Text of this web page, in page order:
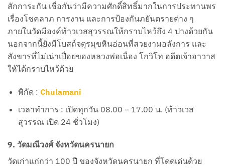
สักการะกัน เชื่อกันว่ามีความศักดิ์สิทธิ์มากในการประทานพร
เรื่องโชคลาภ การงาน และการป้องกันภยันตรายต่าง ๆ
ภายในวัดมีองค์ท้าวเวสสุวรรณให้กราบไหว้ถึง 4 ปางด้วยกัน
นอกจากนี้ยังมีโบสถ์จตุรมุขหินอ่อนที่สวยงามอลังการ และ
สังขารที่ไม่เน่าเปื่อยของหลวงพ่อเนื่อง โกวิโท อดีตเจ้าอาวาส
ให้ได้กราบไหว้ด้วย
พิกัด : Chulamani
เวลาทำการ : เปิดทุกวัน 08.00 – 17.00 น. (ท้าวเวส
สุวรรณ เปิด 24 ชั่วโมง)
9. วัดมณีวงศ์ จังหวัดนครนายก
วัดเก่าแก่กว่า 100 ปี ของจังหวัดนครนายก ที่โดดเด่นด้วย